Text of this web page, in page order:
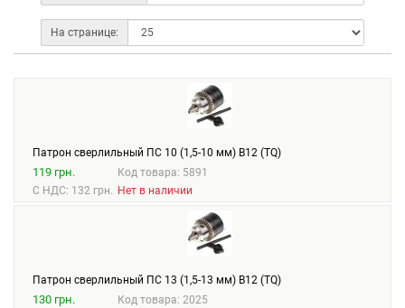
На странице:
Патрон сверлильный ПС 10 (1,5-10 мм) В12 (TQ)
119 грн.
С НДС: 132 грн.
Код товара: 5891
Нет в наличии
Патрон сверлильный ПС 13 (1,5-13 мм) В12 (TQ)
130 грн.
Код товара: 2025